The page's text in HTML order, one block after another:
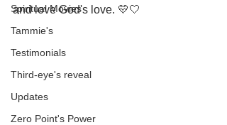
Spiritual Movies
Tammie's
Testimonials
Third-eye's reveal
Updates
Zero Point's Power
and love God's love. 💛🤍